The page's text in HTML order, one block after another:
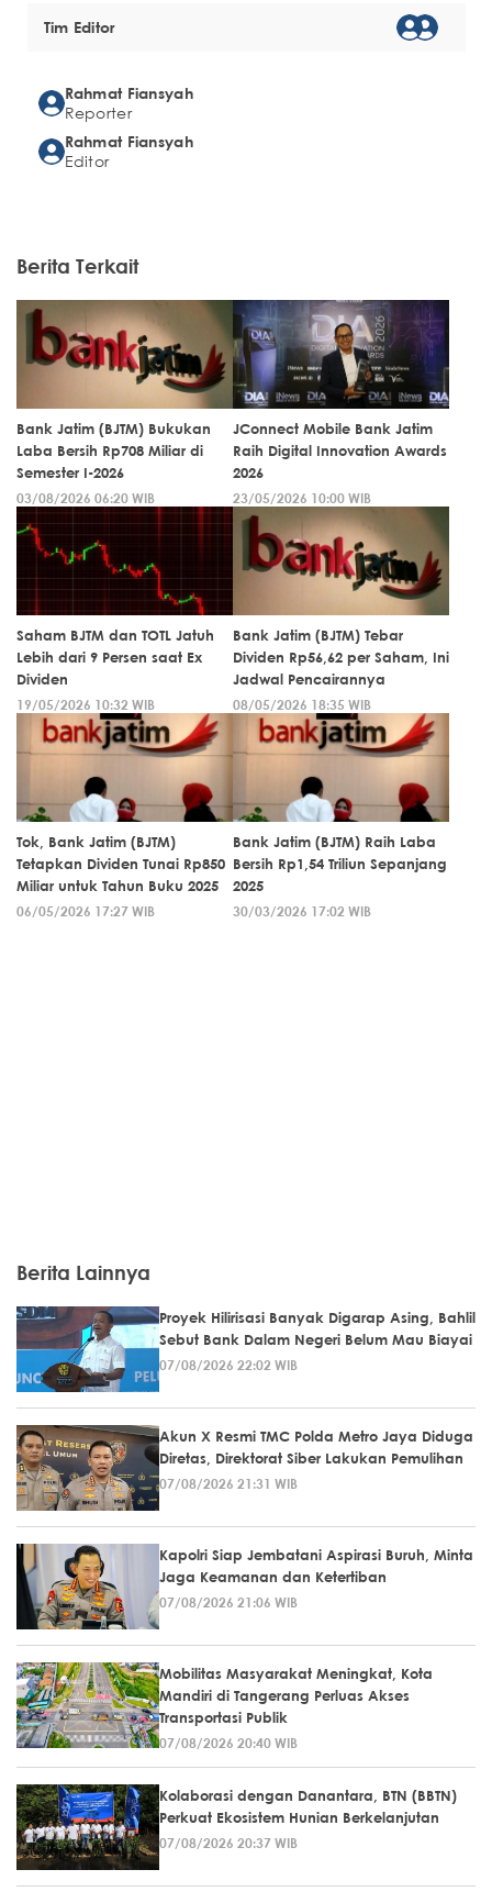
Tim Editor
Rahmat Fiansyah
Reporter
Rahmat Fiansyah
Editor
Berita Terkait
Bank Jatim (BJTM) Bukukan
Laba Bersih Rp708 Miliar di
Semester I-2026
03/08/2026 06:20 WIB
JConnect Mobile Bank Jatim
Raih Digital Innovation Awards
2026
23/05/2026 10:00 WIB
Saham BJTM dan TOTL Jatuh
Lebih dari 9 Persen saat Ex
Dividen
19/05/2026 10:32 WIB
Bank Jatim (BJTM) Tebar
Dividen Rp56,62 per Saham, Ini
Jadwal Pencairannya
08/05/2026 18:35 WIB
Tok, Bank Jatim (BJTM)
Tetapkan Dividen Tunai Rp850
Miliar untuk Tahun Buku 2025
06/05/2026 17:27 WIB
Bank Jatim (BJTM) Raih Laba
Bersih Rp1,54 Triliun Sepanjang
2025
30/03/2026 17:02 WIB
Berita Lainnya
Proyek Hilirisasi Banyak Digarap Asing, Bahlil
Sebut Bank Dalam Negeri Belum Mau Biayai
07/08/2026 22:02 WIB
Akun X Resmi TMC Polda Metro Jaya Diduga
Diretas, Direktorat Siber Lakukan Pemulihan
07/08/2026 21:31 WIB
Kapolri Siap Jembatani Aspirasi Buruh, Minta
Jaga Keamanan dan Ketertiban
07/08/2026 21:06 WIB
Mobilitas Masyarakat Meningkat, Kota
Mandiri di Tangerang Perluas Akses
Transportasi Publik
07/08/2026 20:40 WIB
Kolaborasi dengan Danantara, BTN (BBTN)
Perkuat Ekosistem Hunian Berkelanjutan
07/08/2026 20:37 WIB